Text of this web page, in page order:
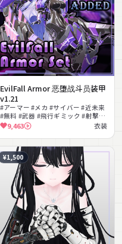
EvilFall Armor 恶堕战斗员装甲
v1.21
#アーマー #メカ #サイバー #近未来
#無料 #武器 #飛行ギミック #射撃ギ
ミック #SF #クール
9,463 衣装
¥1,500